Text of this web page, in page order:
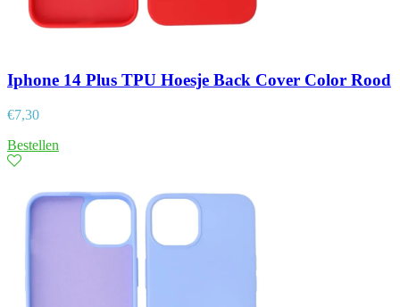
Iphone 14 Plus TPU Hoesje Back Cover Color Rood
€7,30
Bestellen